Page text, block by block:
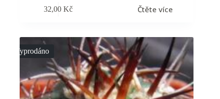
32,00Kč Čtěte více
Vyprodáno